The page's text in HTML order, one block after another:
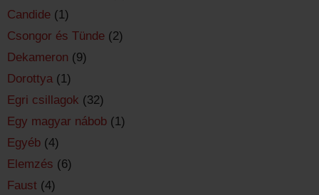
Candide (1)
Csongor és Tünde (2)
Dekameron (9)
Dorottya (1)
Egri csillagok (32)
Egy magyar nábob (1)
Egyéb (4)
Elemzés (6)
Faust (4)